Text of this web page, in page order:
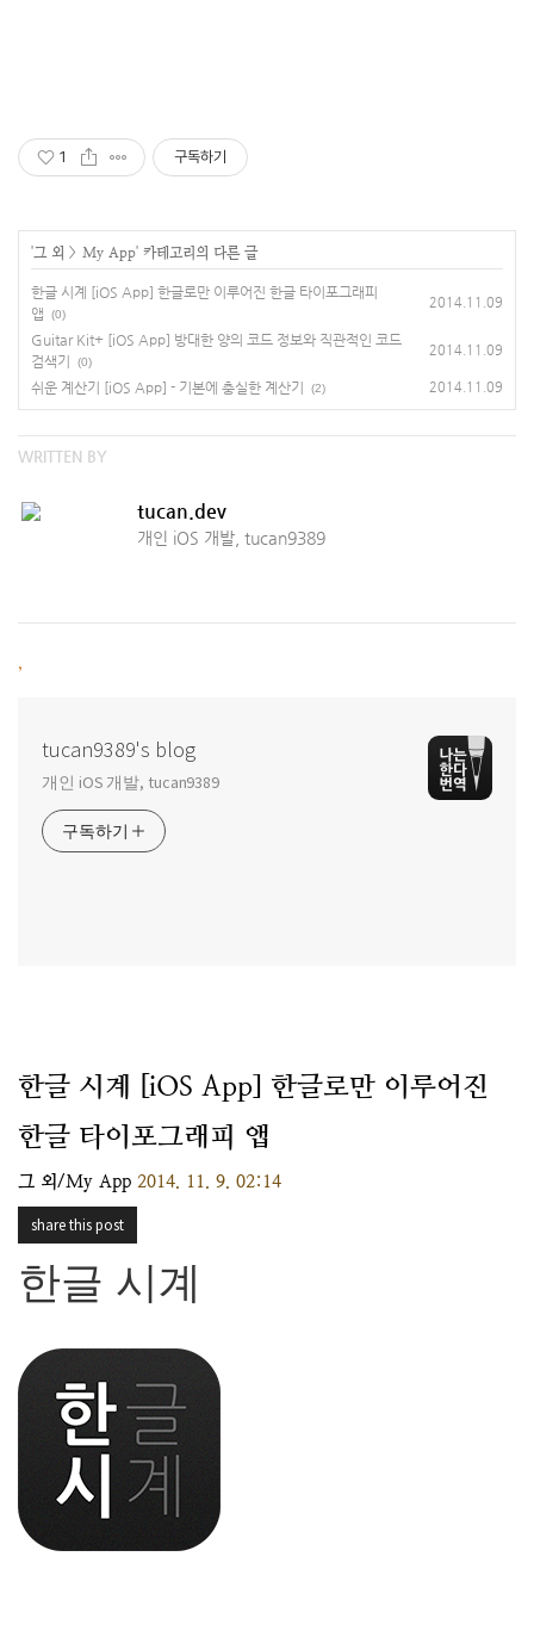
1 구독하기
'그 외 > My App' 카테고리의 다른 글
한글 시계 [iOS App] 한글로만 이루어진 한글 타이포그래피
앱
(0)
2014.11.09
Guitar Kit+ [iOS App] 방대한 양의 코드 정보와 직관적인 코드
검색기
(0)
2014.11.09
쉬운 계산기 [iOS App] - 기본에 충실한 계산기 (2) 2014.11.09
WRITTEN BY
tucan.dev
개인 iOS 개발, tucan9389
tucan9389's blog
개인 iOS 개발, tucan9389
구독하기
한글 시계 [iOS App] 한글로만 이루어진
한글 타이포그래피 앱
그 외/My App 2014. 11. 9. 02:14
share this post
한글 시계